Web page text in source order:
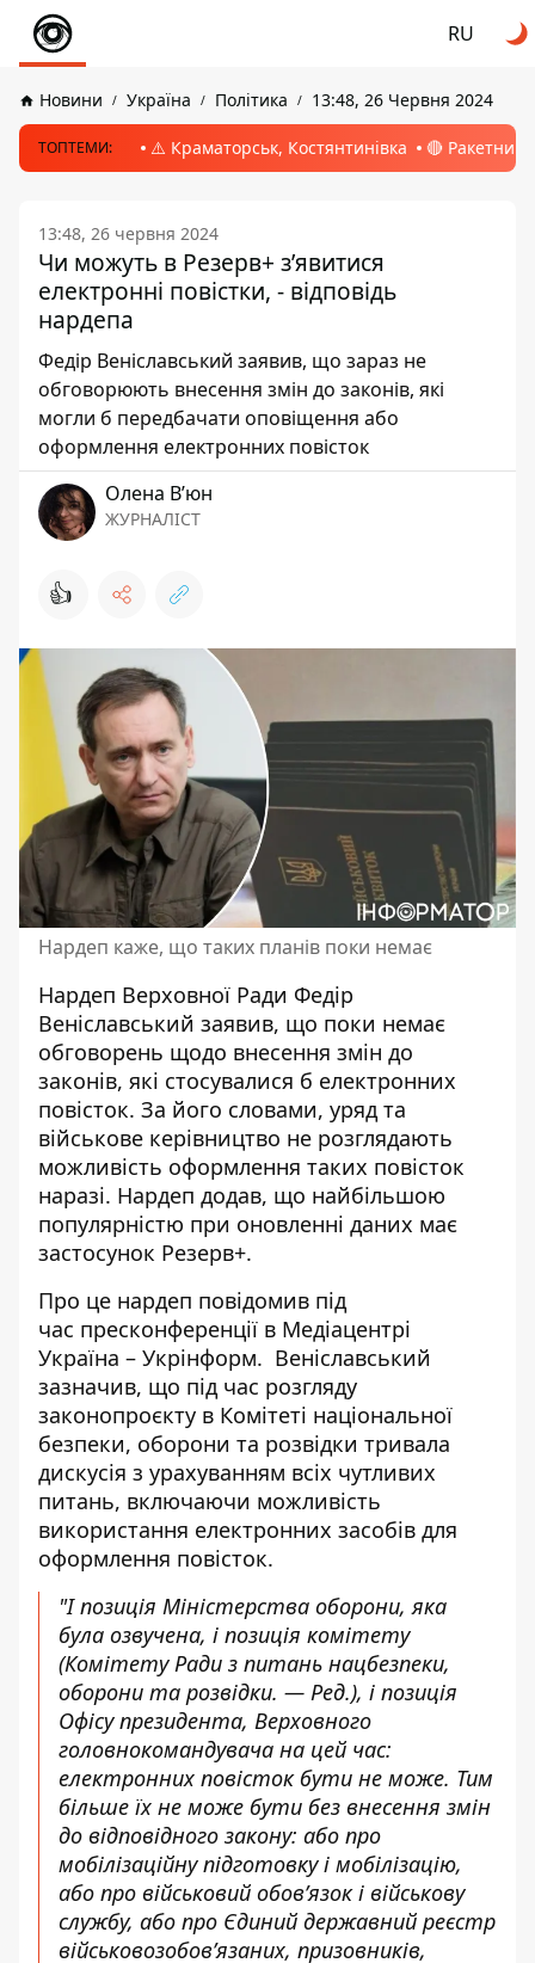
RU
Новини Україна Політика 13:48, 26 Червня 2024
ТОПТЕМИ: ⚠️ Краматорськ, Костянтинівка 🔴 Ракетний
13:48, 26 червня 2024
Чи можуть в Резерв+ з’явитися
електронні повістки, - відповідь
нардепа
Федір Веніславський заявив, що зараз не
обговорюють внесення змін до законів, які
могли б передбачати оповіщення або
оформлення електронних повісток
Олена Вʼюн
ЖУРНАЛІСТ
👍
Нардеп каже, що таких планів поки немає
Нардеп Верховної Ради Федір
Веніславський заявив, що поки немає
обговорень щодо внесення змін до
законів, які стосувалися б електронних
повісток. За його словами, уряд та
військове керівництво не розглядають
можливість оформлення таких повісток
наразі. Нардеп додав, що найбільшою
популярністю при оновленні даних має
застосунок Резерв+.
Про це нардеп повідомив під
час пресконференції в Медіацентрі
Україна – Укрінформ. Веніславський
зазначив, що під час розгляду
законопроєкту в Комітеті національної
безпеки, оборони та розвідки тривала
дискусія з урахуванням всіх чутливих
питань, включаючи можливість
використання електронних засобів для
оформлення повісток.
"І позиція Міністерства оборони, яка
була озвучена, і позиція комітету
(Комітету Ради з питань нацбезпеки,
оборони та розвідки. — Ред.), і позиція
Офісу президента, Верховного
головнокомандувача на цей час:
електронних повісток бути не може. Тим
більше їх не може бути без внесення змін
до відповідного закону: або про
мобілізаційну підготовку і мобілізацію,
або про військовий обов’язок і військову
службу, або про Єдиний державний реєстр
військовозобов’язаних, призовників,